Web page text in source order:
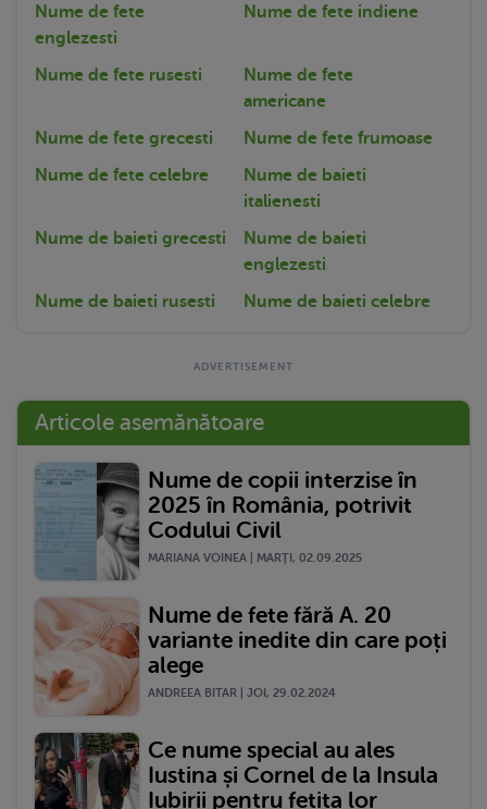
Nume de fete
englezesti
Nume de fete indiene
Nume de fete rusesti
Nume de fete
americane
Nume de fete grecesti
Nume de fete frumoase
Nume de fete celebre
Nume de baieti
italienesti
Nume de baieti grecesti
Nume de baieti
englezesti
Nume de baieti rusesti
Nume de baieti celebre
Articole asemănătoare
Nume de copii interzise în
2025 în România, potrivit
Codului Civil
MARIANA VOINEA | MARŢI, 02.09.2025
Nume de fete fără A. 20
variante inedite din care poți
alege
ANDREEA BITAR | JOI, 29.02.2024
Ce nume special au ales
Iustina și Cornel de la Insula
Iubirii pentru fetița lor